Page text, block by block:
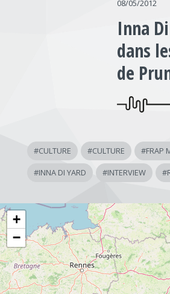
08/05/2012
Inna
dans
de
#CULTURE #CULTURE #FRAP
#INNA DI YARD #INTERVIEW #
+
−